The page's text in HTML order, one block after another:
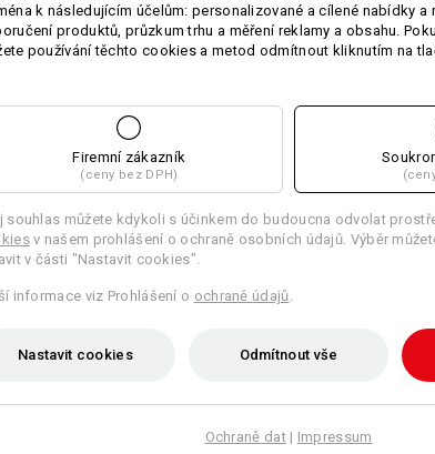
k následujícím účelům: personalizované a cílené nabídky a
produktů, průzkum trhu a měření reklamy a obsahu.
používání těchto cookies a metod odmítnout kliknutím na
Firemní zákazník
(ceny bez DPH)
souhlas můžete kdykoli s účinkem do budoucna odvolat
v našem prohlášení o ochraně osobních údajů. Výběr
v části "Nastavit cookies".
informace viz Prohlášení o ochraně údajů
Nastavit cookies Odmítnout vše
Ochraně dat| Impressum